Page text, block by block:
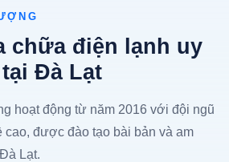
chữa điện lạnh uy
Đà Lạt
hoạt động từ năm 2016 với đội ngũ
cao, được đào tạo bài bản và am
Lạt.